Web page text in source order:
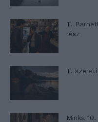
T.
rész
T.
Minka